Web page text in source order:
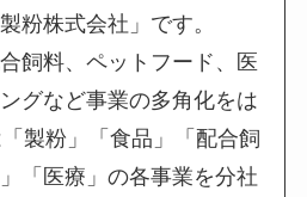
粉株式会社」です。
飼料、ペットフード、医
グなど事業の多角化をは
製粉」「食品」「配合飼
「医療」の各事業を分社